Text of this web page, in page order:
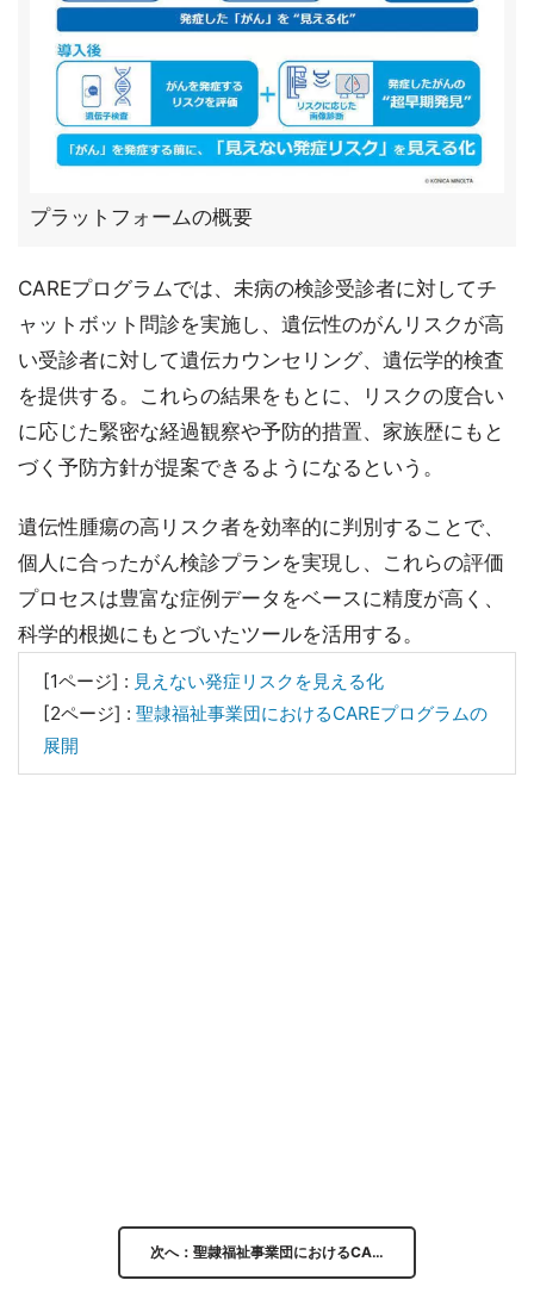
プラットフォームの概要
CAREプログラムでは、未病の検診受診者に対してチ
ャットボット問診を実施し、遺伝性のがんリスクが高
い受診者に対して遺伝カウンセリング、遺伝学的検査
を提供する。これらの結果をもとに、リスクの度合い
に応じた緊密な経過観察や予防的措置、家族歴にもと
づく予防方針が提案できるようになるという。
遺伝性腫瘍の高リスク者を効率的に判別することで、
個人に合ったがん検診プランを実現し、これらの評価
プロセスは豊富な症例データをベースに精度が高く、
科学的根拠にもとづいたツールを活用する。
[1ページ] : 見えない発症リスクを見える化
[2ページ] : 聖隷福祉事業団におけるCAREプログラムの
展開
次へ：聖隷福祉事業団におけるCA…